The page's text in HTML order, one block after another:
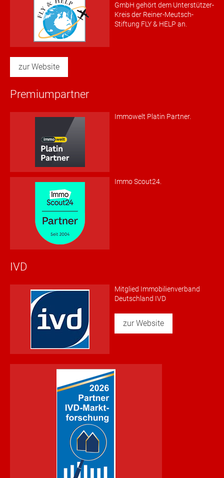
GmbH gehört dem Unterstützer-
Kreis der Reiner-Meutsch-
Stiftung FLY & HELP an.
zur Website
Premiumpartner
Immowelt Platin Partner.
Immo Scout24.
IVD
Mitglied Immobilienverband
Deutschland IVD
zur Website